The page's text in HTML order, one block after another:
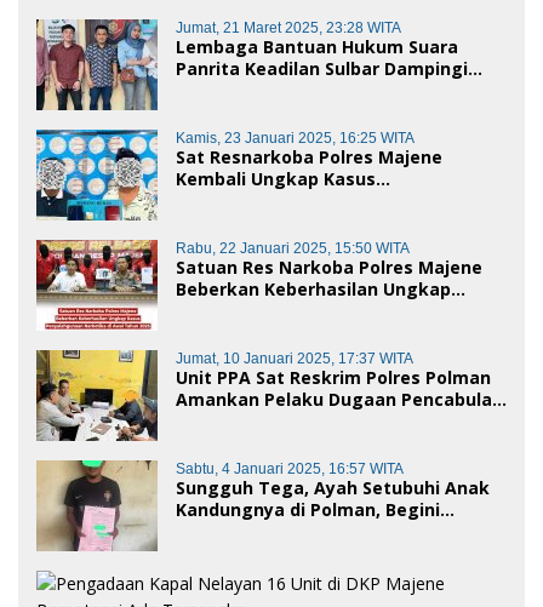
Jumat, 21 Maret 2025, 23:28 WITA
Lembaga Bantuan Hukum Suara
Panrita Keadilan Sulbar Dampingi
Polman
Kamis, 23 Januari 2025, 16:25 WITA
Sat Resnarkoba Polres Majene
Kembali Ungkap Kasus
Rabu, 22 Januari 2025, 15:50 WITA
Satuan Res Narkoba Polres Majene
Beberkan Keberhasilan Ungkap
Jumat, 10 Januari 2025, 17:37 WITA
Unit PPA Sat Reskrim Polres Polman
Amankan Pelaku Dugaan Pencabulan
Sabtu, 4 Januari 2025, 16:57 WITA
Sungguh Tega, Ayah Setubuhi Anak
Kandungnya di Polman, Begini